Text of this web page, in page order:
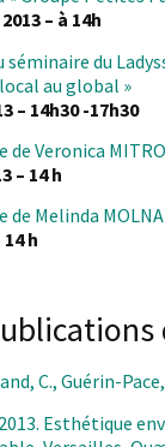
– à 14h
séminaire du
au global »
– 14h30 -17h30
de Veronica
– 14 h
de Melinda
h
C., Guérin-
Esthétique